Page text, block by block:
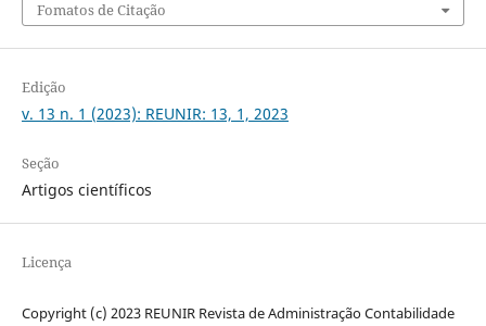
Fomatos de Citação
Edição
v. 13 n. 1 (2023): REUNIR: 13, 1, 2023
Seção
Artigos científicos
Licença
Copyright (c) 2023 REUNIR Revista de Administração Contabilidade